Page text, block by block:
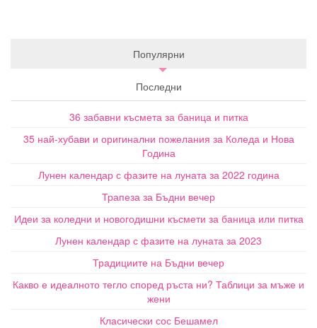
Популярни
Последни
36 забавни късмета за баница и питка
35 най-хубави и оригинални пожелания за Коледа и Нова
Година
Лунен календар с фазите на луната за 2022 година
Трапеза за Бъдни вечер
Идеи за коледни и новогодишни късмети за баница или питка
Лунен календар с фазите на луната за 2023
Традициите на Бъдни вечер
Какво е идеалното тегло според ръста ни? Таблици за мъже и
жени
Класически сос Бешамел